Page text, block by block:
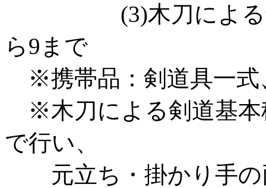
(3)木刀による剣
ら9まで
※携帯品：剣道具一式
※木刀による剣道基本
で行い、
元立ち・掛かり手の